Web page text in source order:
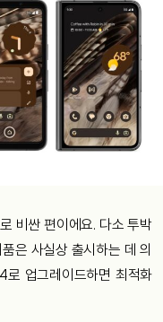
비싼 편이에요. 다소 투박
은 사실상 출시하는 데 의
로 업그레이드하면 최적화